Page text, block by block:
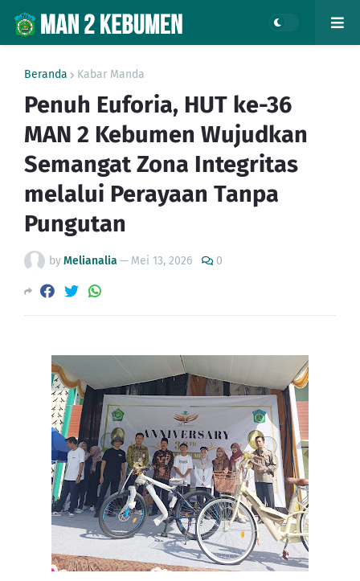
Beranda Kabar Manda
Penuh Euforia, HUT ke-36
MAN 2 Kebumen Wujudkan
Semangat Zona Integritas
melalui Perayaan Tanpa
Pungutan
byMelianalia — Mei 13, 2026 0